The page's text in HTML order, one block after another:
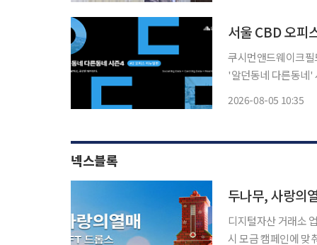
서울 CBD 오
쿠시먼앤드웨이크
'알던동네 다른동네'
2026-08-05 10:35
넥스블록
두나무, 사랑의
디지털자산 거래소
시 모금 캠페인에 맞